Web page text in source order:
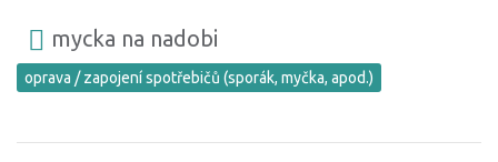
mycka na nadobi
oprava / zapojení spotřebičů (sporák, myčka, apod.)